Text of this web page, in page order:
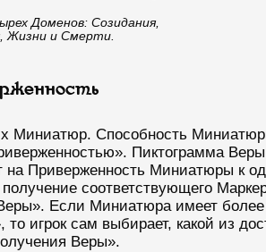
Доменов: Созидания,
Жизни и Смерти.
Миниатюр. Способность
Пиктограмма
на Приверженность Миниатюры к
соответствующего
Если Миниатюра имеет более
игрок сам выбирает, какой из
Веры».